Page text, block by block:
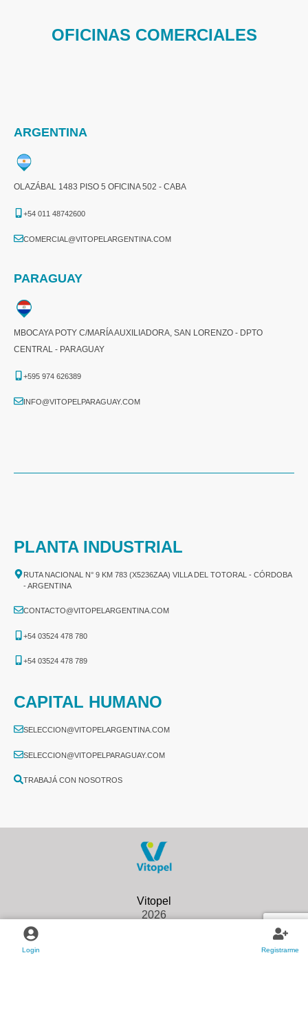
Login Registrarme
OFICINAS COMERCIALES
ARGENTINA
OLAZÁBAL 1483 PISO 5 OFICINA 502 - CABA
+54 011 48742600​
COMERCIAL@VITOPELARGENTINA.COM​
PARAGUAY
MBOCAYA POTY C/MARÍA AUXILIADORA, SAN LORENZO - DPTO
CENTRAL - PARAGUAY
+595 974 626389
INFO@VITOPELPARAGUAY.COM
PLANTA INDUSTRIAL
RUTA NACIONAL N° 9 KM 783 (X5236ZAA) VILLA DEL TOTORAL - CÓRDOBA
- ARGENTINA
CONTACTO@VITOPELARGENTINA.COM
+54 03524 478 780​
+54 03524 478 789​
CAPITAL HUMANO
SELECCION@VITOPELARGENTINA.COM
SELECCION@VITOPELPARAGUAY.COM
TRABAJÁ CON NOSOTROS
2026